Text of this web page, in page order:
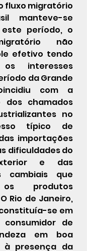
manteve-se
período, o
não
efetivo tendo
interesses
da Grande
com a
dos chamados
no
típico de
importações
dificuldades do
e das
cambiais que
os produtos
Rio de Janeiro,
se em
de
em boa
à presença da